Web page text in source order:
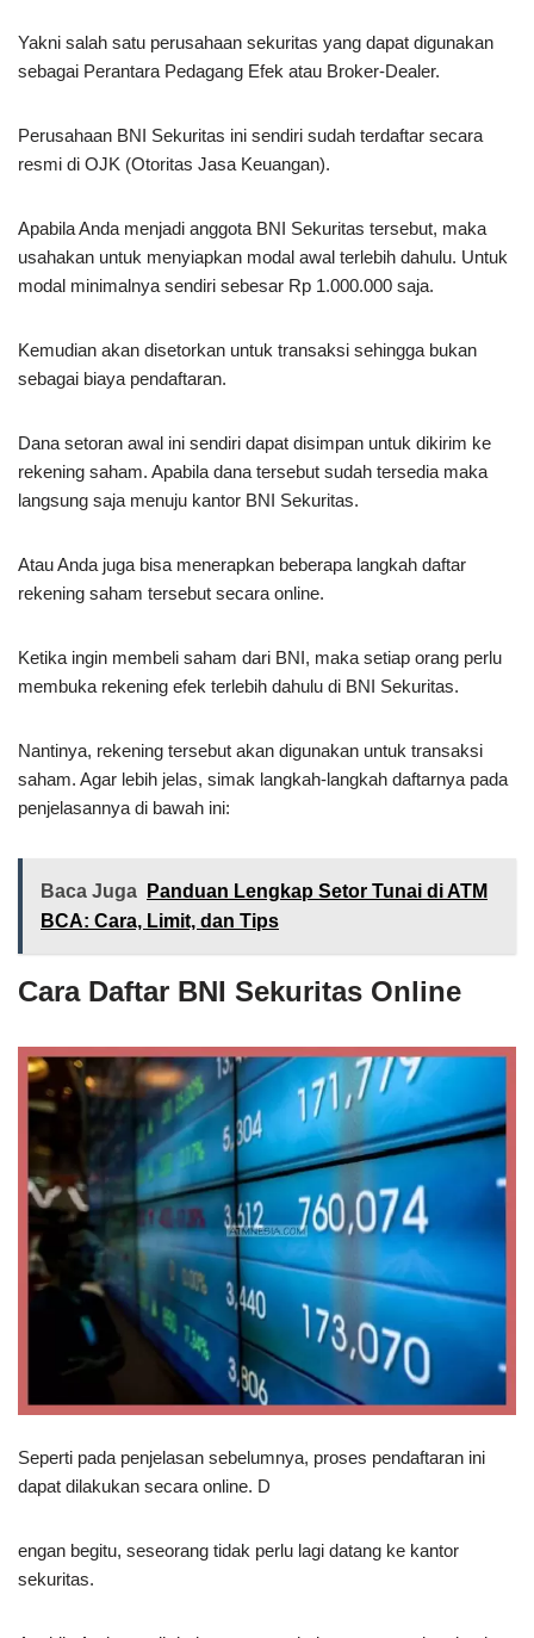
Yakni salah satu perusahaan sekuritas yang dapat digunakan
sebagai Perantara Pedagang Efek atau Broker-Dealer.
Perusahaan BNI Sekuritas ini sendiri sudah terdaftar secara
resmi di OJK (Otoritas Jasa Keuangan).
Apabila Anda menjadi anggota BNI Sekuritas tersebut, maka
usahakan untuk menyiapkan modal awal terlebih dahulu. Untuk
modal minimalnya sendiri sebesar Rp 1.000.000 saja.
Kemudian akan disetorkan untuk transaksi sehingga bukan
sebagai biaya pendaftaran.
Dana setoran awal ini sendiri dapat disimpan untuk dikirim ke
rekening saham. Apabila dana tersebut sudah tersedia maka
langsung saja menuju kantor BNI Sekuritas.
Atau Anda juga bisa menerapkan beberapa langkah daftar
rekening saham tersebut secara online.
Ketika ingin membeli saham dari BNI, maka setiap orang perlu
membuka rekening efek terlebih dahulu di BNI Sekuritas.
Nantinya, rekening tersebut akan digunakan untuk transaksi
saham. Agar lebih jelas, simak langkah-langkah daftarnya pada
penjelasannya di bawah ini:
Baca Juga
Panduan Lengkap Setor Tunai di ATM
BCA: Cara, Limit, dan Tips
Cara Daftar BNI Sekuritas Online
Seperti pada penjelasan sebelumnya, proses pendaftaran ini
dapat dilakukan secara online. D
engan begitu, seseorang tidak perlu lagi datang ke kantor
sekuritas.